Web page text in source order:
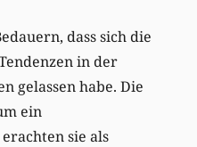
dass sich die
in der
gelassen habe. Die
ein
sie als